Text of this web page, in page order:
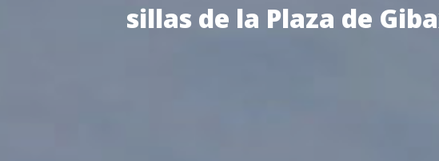
sillas de la Plaza de